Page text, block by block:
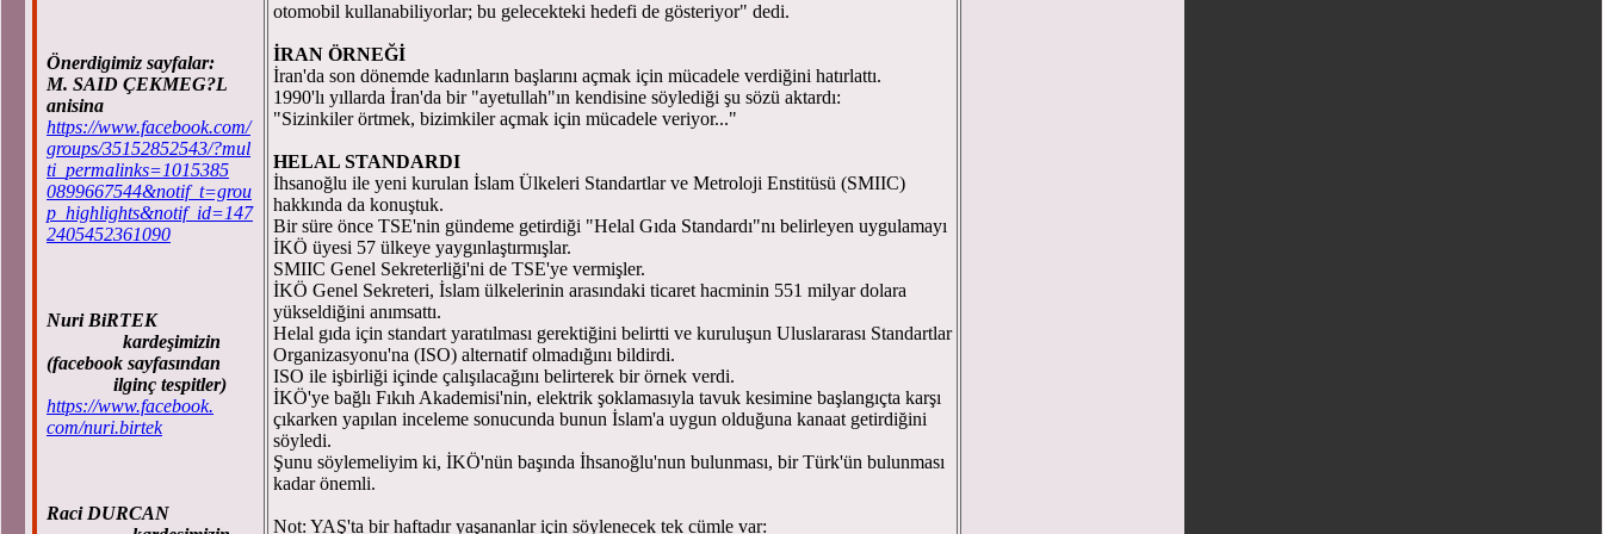
Önerdigimiz sayfalar:
M. SAID ÇEKMEG?L
anisina
https://www.facebook.com/
groups/35152852543/?mul
ti_permalinks=1015385
0899667544&notif_t=grou
p_highlights&notif_id=147
2405452361090
Nuri BiRTEK
kardeşimizin
(facebook sayfasından
ilginç tespitler)
https://www.facebook.
com/nuri.birtek
Raci DURCAN
otomobil kullanabiliyorlar; bu gelecekteki hedefi de gösteriyor" dedi.
İRAN ÖRNEĞİ
İran'da son dönemde kadınların başlarını açmak için mücadele verdiğini hatırlattı.
1990'lı yıllarda İran'da bir "ayetullah"ın kendisine söylediği şu sözü aktardı:
"Sizinkiler örtmek, bizimkiler açmak için mücadele veriyor..."
HELAL STANDARDI
İhsanoğlu ile yeni kurulan İslam Ülkeleri Standartlar ve Metroloji Enstitüsü (SMIIC)
hakkında da konuştuk.
Bir süre önce TSE'nin gündeme getirdiği "Helal Gıda Standardı"nı belirleyen uygulamayı
İKÖ üyesi 57 ülkeye yaygınlaştırmışlar.
SMIIC Genel Sekreterliği'ni de TSE'ye vermişler.
İKÖ Genel Sekreteri, İslam ülkelerinin arasındaki ticaret hacminin 551 milyar dolara
yükseldiğini anımsattı.
Helal gıda için standart yaratılması gerektiğini belirtti ve kuruluşun Uluslararası Standartlar
Organizasyonu'na (ISO) alternatif olmadığını bildirdi.
ISO ile işbirliği içinde çalışılacağını belirterek bir örnek verdi.
İKÖ'ye bağlı Fıkıh Akademisi'nin, elektrik şoklamasıyla tavuk kesimine başlangıçta karşı
çıkarken yapılan inceleme sonucunda bunun İslam'a uygun olduğuna kanaat getirdiğini
söyledi.
Şunu söylemeliyim ki, İKÖ'nün başında İhsanoğlu'nun bulunması, bir Türk'ün bulunması
kadar önemli.
Not: YAŞ'ta bir haftadır yaşananlar için söylenecek tek cümle var: